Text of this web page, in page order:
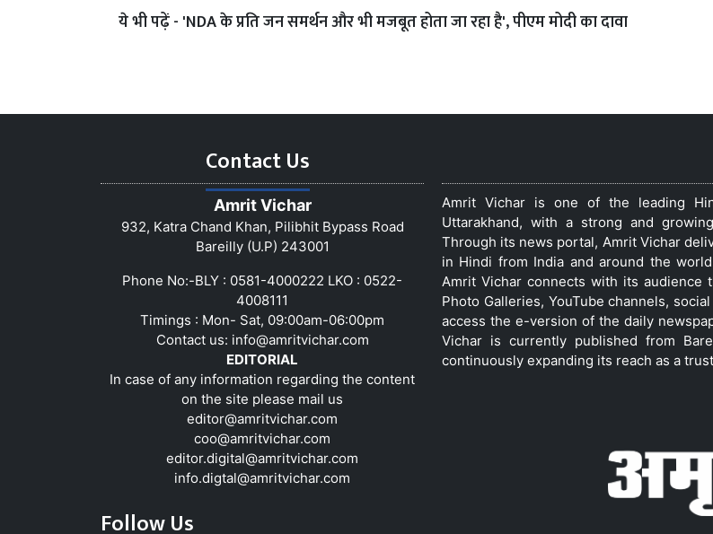
ये भी पढ़ें - 'NDA के प्रति जन समर्थन और भी मजबूत होता जा रहा है', पीएम मोदी का दावा
Contact Us
Amrit Vichar
932, Katra Chand Khan, Pilibhit Bypass Road
Bareilly (U.P) 243001
Phone No:-BLY : 0581-4000222 LKO : 0522-
4008111
Timings : Mon- Sat, 09:00am-06:00pm
Contact us: info@amritvichar.com
EDITORIAL
In case of any information regarding the content
on the site please mail us
editor@amritvichar.com
coo@amritvichar.com
editor.digital@amritvichar.com
info.digtal@amritvichar.com
Follow Us
Amrit Vichar is one of the leading
Uttarakhand, with a strong and
Through its news portal, Amrit Vichar
in Hindi from India and around the
Amrit Vichar connects with its audience
Photo Galleries, YouTube channels,
access the e-version of the daily
Vichar is currently published from
continuously expanding its reach as a